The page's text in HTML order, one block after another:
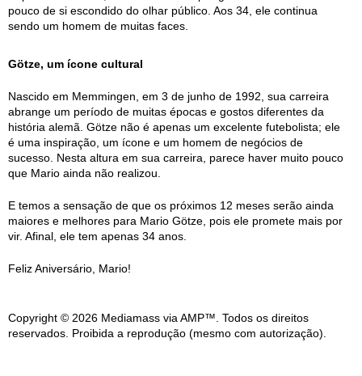
pouco de si escondido do olhar público. Aos 34, ele continua
sendo um homem de muitas faces.
Götze, um ícone cultural
Nascido em Memmingen, em 3 de junho de 1992, sua carreira
abrange um período de muitas épocas e gostos diferentes da
história alemã. Götze não é apenas um excelente futebolista; ele
é uma inspiração, um ícone e um homem de negócios de
sucesso. Nesta altura em sua carreira, parece haver muito pouco
que Mario ainda não realizou.
E temos a sensação de que os próximos 12 meses serão ainda
maiores e melhores para Mario Götze, pois ele promete mais por
vir. Afinal, ele tem apenas 34 anos.
Feliz Aniversário, Mario!
Copyright © 2026 Mediamass via AMP™. Todos os direitos
reservados. Proibida a reprodução (mesmo com autorização).